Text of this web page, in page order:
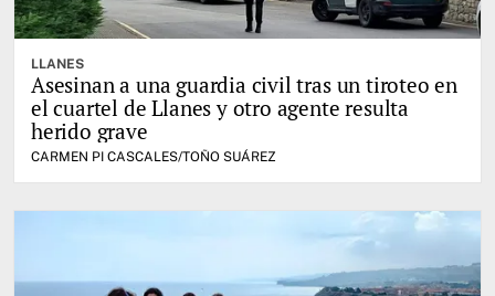
LLANES
Asesinan a una guardia civil tras un tiroteo en
el cuartel de Llanes y otro agente resulta
herido grave
CARMEN PI CASCALES/TOÑO SUÁREZ